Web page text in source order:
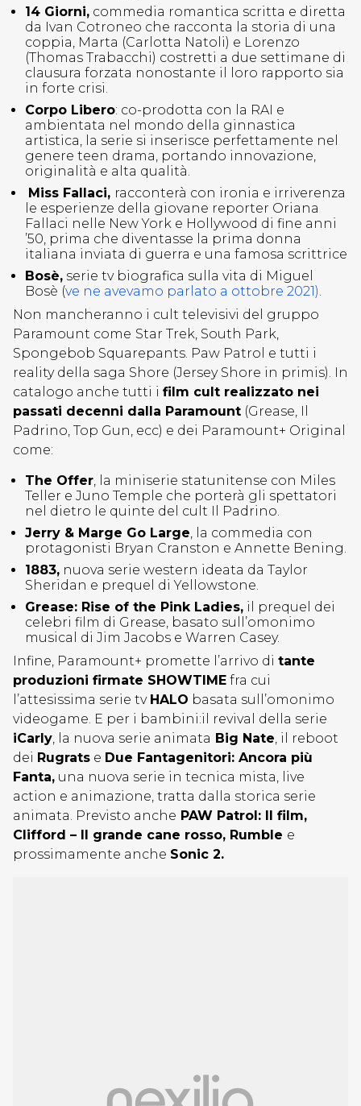
14 Giorni, commedia romantica scritta e diretta
da Ivan Cotroneo che racconta la storia di una
coppia, Marta (Carlotta Natoli) e Lorenzo
(Thomas Trabacchi) costretti a due settimane di
clausura forzata nonostante il loro rapporto sia
in forte crisi.
Corpo Libero: co-prodotta con la RAI e
ambientata nel mondo della ginnastica
artistica, la serie si inserisce perfettamente nel
genere teen drama, portando innovazione,
originalità e alta qualità.
Miss Fallaci, racconterà con ironia e irriverenza
le esperienze della giovane reporter Oriana
Fallaci nelle New York e Hollywood di fine anni
’50, prima che diventasse la prima donna
italiana inviata di guerra e una famosa scrittrice
Bosè, serie tv biografica sulla vita di Miguel
Bosè (ve ne avevamo parlato a ottobre 2021).
Non mancheranno i cult televisivi del gruppo
Paramount come Star Trek, South Park,
Spongebob Squarepants. Paw Patrol e tutti i
reality della saga Shore (Jersey Shore in primis). In
catalogo anche tutti i film cult realizzato nei
passati decenni dalla Paramount (Grease, Il
Padrino, Top Gun, ecc) e dei Paramount+ Original
come:
The Offer, la miniserie statunitense con Miles
Teller e Juno Temple che porterà gli spettatori
nel dietro le quinte del cult Il Padrino.
Jerry & Marge Go Large, la commedia con
protagonisti Bryan Cranston e Annette Bening.
1883, nuova serie western ideata da Taylor
Sheridan e prequel di Yellowstone.
Grease: Rise of the Pink Ladies, il prequel dei
celebri film di Grease, basato sull’omonimo
musical di Jim Jacobs e Warren Casey.
Infine, Paramount+ promette l’arrivo di tante
produzioni firmate SHOWTIME fra cui
l’attesissima serie tv HALO basata sull’omonimo
videogame. E per i bambini:il revival della serie
iCarly, la nuova serie animata Big Nate, il reboot
dei Rugrats e Due Fantagenitori: Ancora più
Fanta, una nuova serie in tecnica mista, live
action e animazione, tratta dalla storica serie
animata. Previsto anche PAW Patrol: Il film,
Clifford – Il grande cane rosso, Rumble e
prossimamente anche Sonic 2.